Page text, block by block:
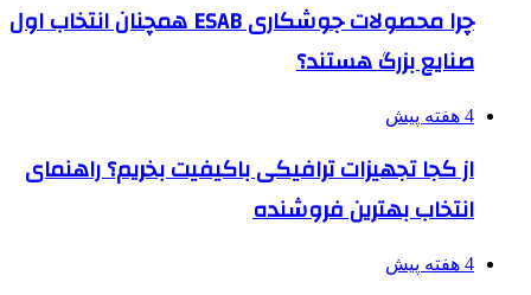
چرا محصولات جوشکاری ESAB همچنان انتخاب اول
صنایع بزرگ هستند؟
4 هفته پیش
از کجا تجهیزات ترافیکی باکیفیت بخریم؟ راهنمای
انتخاب بهترین فروشنده
4 هفته پیش